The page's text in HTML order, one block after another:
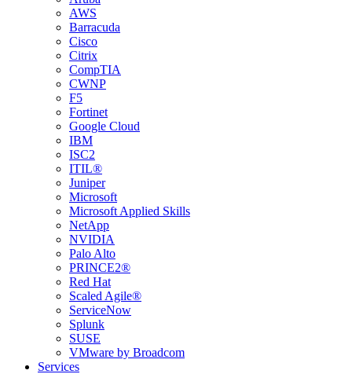
AWS
Barracuda
Cisco
Citrix
CompTIA
CWNP
F5
Fortinet
Google Cloud
IBM
ISC2
ITIL®
Juniper
Microsoft
Microsoft Applied Skills
NetApp
NVIDIA
Palo Alto
PRINCE2®
Red Hat
Scaled Agile®
ServiceNow
Splunk
SUSE
VMware by Broadcom
Services